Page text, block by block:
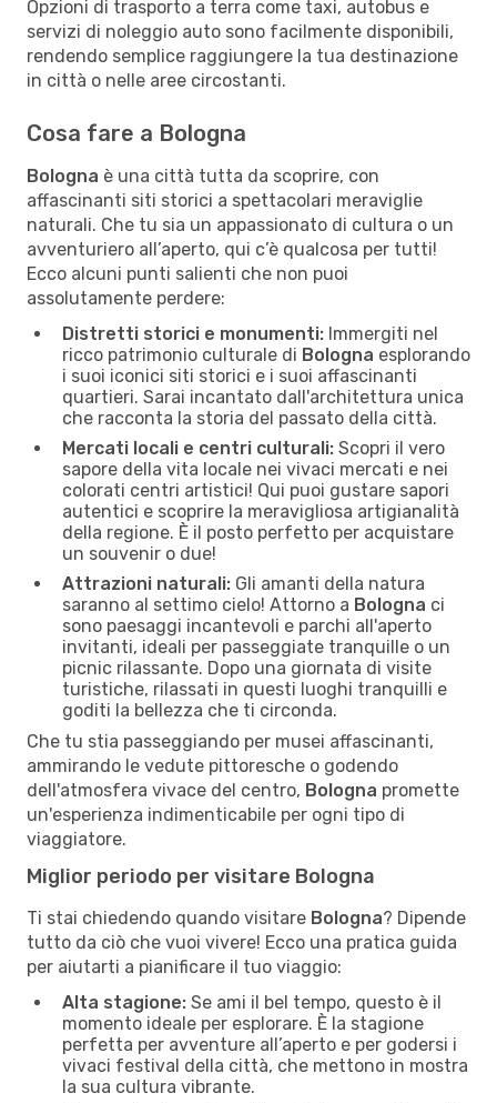
Opzioni di trasporto a terra come taxi, autobus e
servizi di noleggio auto sono facilmente disponibili,
rendendo semplice raggiungere la tua destinazione
in città o nelle aree circostanti.
Cosa fare a Bologna
Bologna è una città tutta da scoprire, con
affascinanti siti storici a spettacolari meraviglie
naturali. Che tu sia un appassionato di cultura o un
avventuriero all’aperto, qui c’è qualcosa per tutti!
Ecco alcuni punti salienti che non puoi
assolutamente perdere:
Distretti storici e monumenti: Immergiti nel
ricco patrimonio culturale di Bologna esplorando
i suoi iconici siti storici e i suoi affascinanti
quartieri. Sarai incantato dall'architettura unica
che racconta la storia del passato della città.
Mercati locali e centri culturali: Scopri il vero
sapore della vita locale nei vivaci mercati e nei
colorati centri artistici! Qui puoi gustare sapori
autentici e scoprire la meravigliosa artigianalità
della regione. È il posto perfetto per acquistare
un souvenir o due!
Attrazioni naturali: Gli amanti della natura
saranno al settimo cielo! Attorno a Bologna ci
sono paesaggi incantevoli e parchi all'aperto
invitanti, ideali per passeggiate tranquille o un
picnic rilassante. Dopo una giornata di visite
turistiche, rilassati in questi luoghi tranquilli e
goditi la bellezza che ti circonda.
Che tu stia passeggiando per musei affascinanti,
ammirando le vedute pittoresche o godendo
dell'atmosfera vivace del centro, Bologna promette
un'esperienza indimenticabile per ogni tipo di
viaggiatore.
Miglior periodo per visitare Bologna
Ti stai chiedendo quando visitare Bologna? Dipende
tutto da ciò che vuoi vivere! Ecco una pratica guida
per aiutarti a pianificare il tuo viaggio:
Alta stagione: Se ami il bel tempo, questo è il
momento ideale per esplorare. È la stagione
perfetta per avventure all’aperto e per godersi i
vivaci festival della città, che mettono in mostra
la sua cultura vibrante.